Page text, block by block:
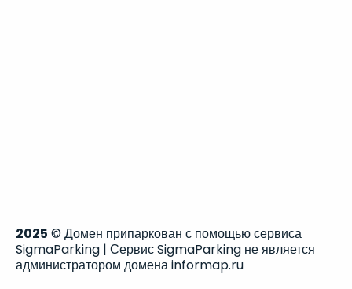
2025 © Домен припаркован с помощью сервиса
SigmaParking | Сервис SigmaParking не является
администратором домена informap.ru